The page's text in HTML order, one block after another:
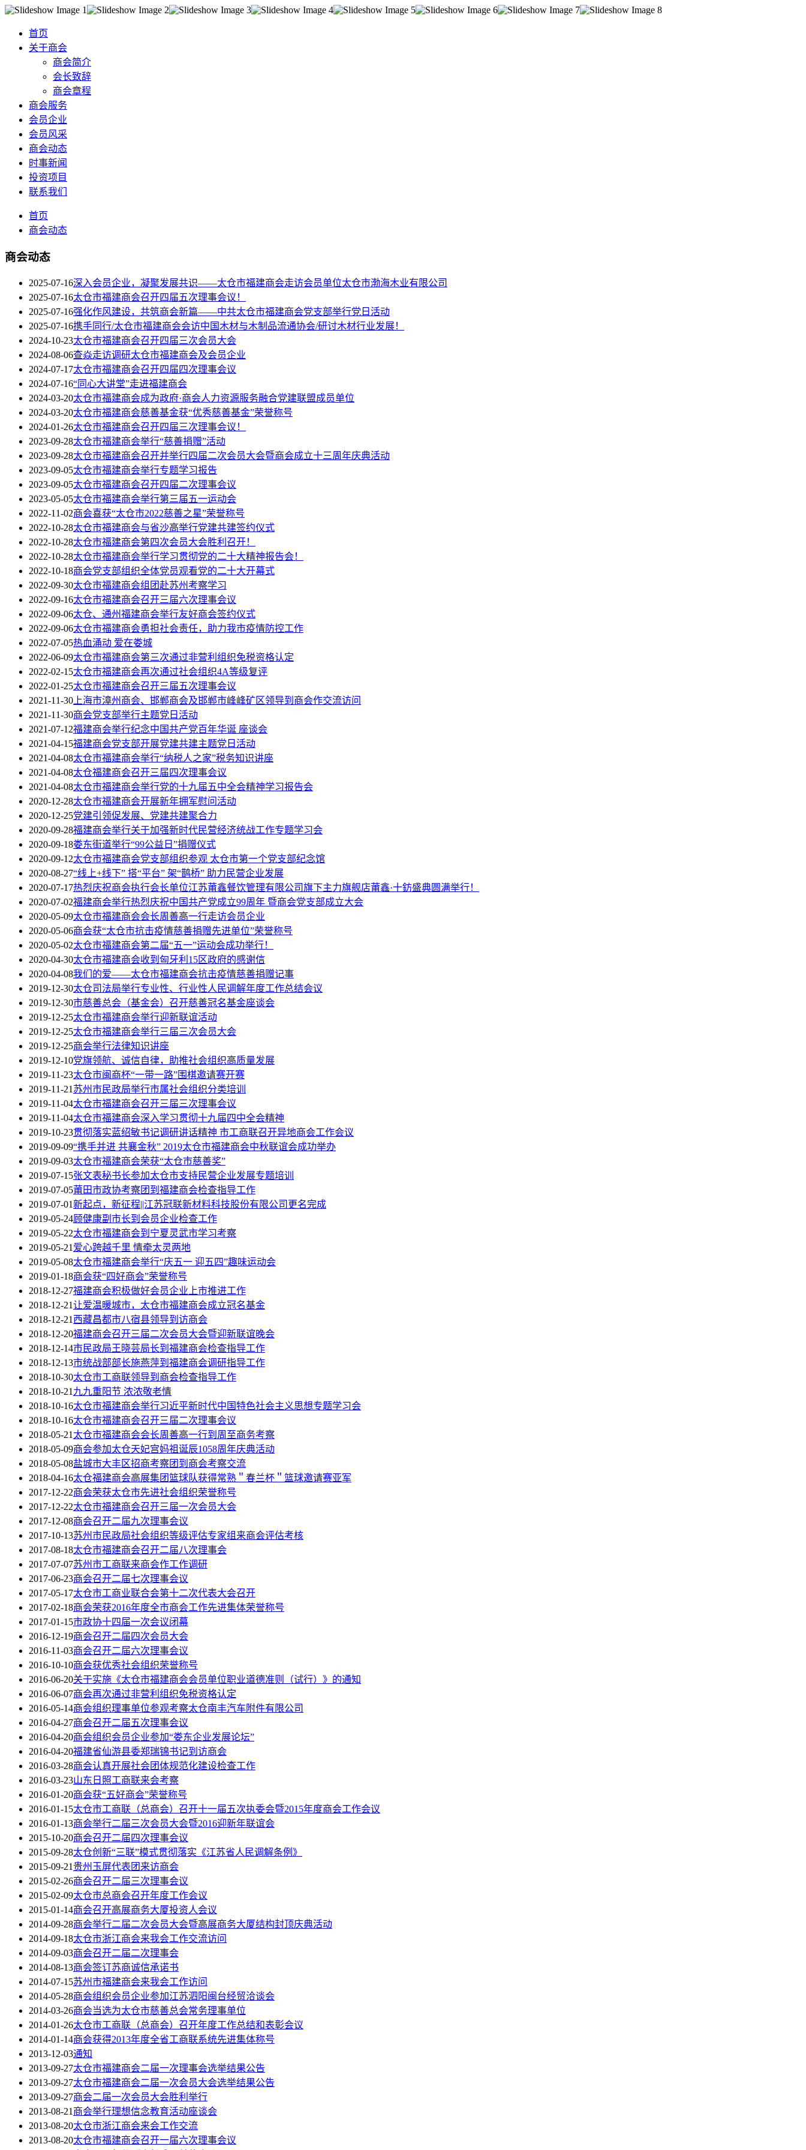
首页
关于商会
商会简介
会长致辞
商会章程
商会服务
会员企业
会员风采
商会动态
时事新闻
投资项目
联系我们
首页
商会动态
商会动态
2025-07-16深入会员企业，凝聚发展共识——太仓市福建商会走访会员单位太仓市渤海木业有限公司
2025-07-16太仓市福建商会召开四届五次理事会议！
2025-07-16强化作风建设，共筑商会新篇——中共太仓市福建商会党支部举行党日活动
2025-07-16携手同行/太仓市福建商会会访中国木材与木制品流通协会/研讨木材行业发展！
2024-10-23太仓市福建商会召开四届三次会员大会
2024-08-06查焱走访调研太仓市福建商会及会员企业
2024-07-17太仓市福建商会召开四届四次理事会议
2024-07-16“同心大讲堂”走进福建商会
2024-03-20太仓市福建商会成为政府·商会人力资源服务融合党建联盟成员单位
2024-03-20太仓市福建商会慈善基金获“优秀慈善基金”荣誉称号
2024-01-26太仓市福建商会召开四届三次理事会议！
2023-09-28太仓市福建商会举行“慈善捐赠”活动
2023-09-28太仓市福建商会召开并举行四届二次会员大会暨商会成立十三周年庆典活动
2023-09-05太仓市福建商会举行专题学习报告
2023-09-05太仓市福建商会召开四届二次理事会议
2023-05-05太仓市福建商会举行第三届五一运动会
2022-11-02商会喜获“太仓市2022慈善之星”荣誉称号
2022-10-28太仓市福建商会与省沙高举行党建共建签约仪式
2022-10-28太仓市福建商会第四次会员大会胜利召开！
2022-10-28太仓市福建商会举行学习贯彻党的二十大精神报告会！
2022-10-18商会党支部组织全体党员观看党的二十大开幕式
2022-09-30太仓市福建商会组团赴苏州考察学习
2022-09-16太仓市福建商会召开三届六次理事会议
2022-09-06太仓、通州福建商会举行友好商会签约仪式
2022-09-06太仓市福建商会勇担社会责任，助力我市疫情防控工作
2022-07-05热血涌动 爱在娄城
2022-06-09太仓市福建商会第三次通过非营利组织免税资格认定
2022-02-15太仓市福建商会再次通过社会组织4A等级复评
2022-01-25太仓市福建商会召开三届五次理事会议
2021-11-30上海市漳州商会、邯郸商会及邯郸市峰峰矿区领导到商会作交流访问
2021-11-30商会党支部举行主题党日活动
2021-07-12福建商会举行纪念中国共产党百年华诞 座谈会
2021-04-15福建商会党支部开展党建共建主题党日活动
2021-04-08太仓市福建商会举行“纳税人之家”税务知识讲座
2021-04-08太仓福建商会召开三届四次理事会议
2021-04-08太仓市福建商会举行党的十九届五中全会精神学习报告会
2020-12-28太仓市福建商会开展新年拥军慰问活动
2020-12-25党建引领促发展、党建共建聚合力
2020-09-28福建商会举行关于加强新时代民营经济统战工作专题学习会
2020-09-18娄东街道举行“99公益日”捐赠仪式
2020-09-12太仓市福建商会党支部组织参观 太仓市第一个党支部纪念馆
2020-08-27“线上+线下” 搭“平台” 架“鹊桥” 助力民营企业发展
2020-07-17热烈庆祝商会执行会长单位江苏莆鑫餐饮管理有限公司旗下主力旗舰店莆鑫·十鈁盛典圆满举行！
2020-07-02福建商会举行热烈庆祝中国共产党成立99周年 暨商会党支部成立大会
2020-05-09太仓市福建商会会长周善高一行走访会员企业
2020-05-06商会获“太仓市抗击疫情慈善捐赠先进单位”荣誉称号
2020-05-02太仓市福建商会第二届“五一”运动会成功举行！
2020-04-30太仓市福建商会收到匈牙利15区政府的感谢信
2020-04-08我们的爱——太仓市福建商会抗击疫情慈善捐赠记事
2019-12-30太仓司法局举行专业性、行业性人民调解年度工作总结会议
2019-12-30市慈善总会（基金会）召开慈善冠名基金座谈会
2019-12-25太仓市福建商会举行迎新联谊活动
2019-12-25太仓市福建商会举行三届三次会员大会
2019-12-25商会举行法律知识讲座
2019-12-10党旗领航、诚信自律，助推社会组织高质量发展
2019-11-23太仓市闽商杯“一带一路”围棋邀请赛开赛
2019-11-21苏州市民政局举行市属社会组织分类培训
2019-11-04太仓市福建商会召开三届三次理事会议
2019-11-04太仓市福建商会深入学习贯彻十九届四中全会精神
2019-10-23贯彻落实蓝绍敏书记调研讲话精神 市工商联召开异地商会工作会议
2019-09-09“携手并进 共襄金秋” 2019太仓市福建商会中秋联谊会成功举办
2019-09-03太仓市福建商会荣获“太仓市慈善奖”
2019-07-15张文表秘书长参加太仓市支持民营企业发展专题培训
2019-07-05莆田市政协考察团到福建商会检查指导工作
2019-07-01新起点，新征程||江苏冠联新材料科技股份有限公司更名完成
2019-05-24顾健康副市长到会员企业检查工作
2019-05-22太仓市福建商会到宁夏灵武市学习考察
2019-05-21爱心跨越千里 情牵太灵两地
2019-05-08太仓市福建商会举行“庆五一 迎五四”趣味运动会
2019-01-18商会获“四好商会”荣誉称号
2018-12-27福建商会积极做好会员企业上市推进工作
2018-12-21让爱温暖城市，太仓市福建商会成立冠名基金
2018-12-21西藏昌都市八宿县领导到访商会
2018-12-20福建商会召开三届二次会员大会暨迎新联谊晚会
2018-12-14市民政局王晓芸局长到福建商会检查指导工作
2018-12-13市统战部部长施燕萍到福建商会调研指导工作
2018-10-30太仓市工商联领导到商会检查指导工作
2018-10-21九九重阳节 浓浓敬老情
2018-10-16太仓市福建商会举行习近平新时代中国特色社会主义思想专题学习会
2018-10-16太仓市福建商会召开三届二次理事会议
2018-05-21太仓市福建商会会长周善高一行到周至商务考察
2018-05-09商会参加太仓天妃宫妈祖诞辰1058周年庆典活动
2018-05-08盐城市大丰区招商考察团到商会考察交流
2018-04-16太仓福建商会高展集团篮球队获得常熟＂春兰杯＂篮球邀请赛亚军
2017-12-22商会荣获太仓市先进社会组织荣誉称号
2017-12-22太仓市福建商会召开三届一次会员大会
2017-12-08商会召开二届九次理事会议
2017-10-13苏州市民政局社会组织等级评估专家组来商会评估考核
2017-08-18太仓市福建商会召开二届八次理事会
2017-07-07苏州市工商联来商会作工作调研
2017-06-23商会召开二届七次理事会议
2017-05-17太仓市工商业联合会第十二次代表大会召开
2017-02-18商会荣获2016年度全市商会工作先进集体荣誉称号
2017-01-15市政协十四届一次会议闭幕
2016-12-19商会召开二届四次会员大会
2016-11-03商会召开二届六次理事会议
2016-10-10商会获优秀社会组织荣誉称号
2016-06-20关于实施《太仓市福建商会会员单位职业道德准则（试行）》的通知
2016-06-07商会再次通过非营利组织免税资格认定
2016-05-14商会组织理事单位参观考察太仓南丰汽车附件有限公司
2016-04-27商会召开二届五次理事会议
2016-04-20商会组织会员企业参加“娄东企业发展论坛”
2016-04-20福建省仙游县委郑瑞锦书记到访商会
2016-03-28商会认真开展社会团体规范化建设检查工作
2016-03-23山东日照工商联来会考察
2016-01-20商会获“五好商会”荣誉称号
2016-01-15太仓市工商联（总商会）召开十一届五次执委会暨2015年度商会工作会议
2016-01-13商会举行二届三次会员大会暨2016迎新年联谊会
2015-10-20商会召开二届四次理事会议
2015-09-28太仓创新“三联”模式贯彻落实《江苏省人民调解条例》
2015-09-21贵州玉屏代表团来访商会
2015-02-26商会召开二届三次理事会议
2015-02-09太仓市总商会召开年度工作会议
2015-01-14商会召开高展商务大厦投资人会议
2014-09-28商会举行二届二次会员大会暨高展商务大厦结构封顶庆典活动
2014-09-18太仓市浙江商会来我会工作交流访问
2014-09-03商会召开二届二次理事会
2014-08-13商会签订苏商诚信承诺书
2014-07-15苏州市福建商会来我会工作访问
2014-05-28商会组织会员企业参加江苏泗阳闽台经贸洽谈会
2014-03-26商会当选为太仓市慈善总会常务理事单位
2014-01-26太仓市工商联（总商会）召开年度工作总结和表彰会议
2014-01-14商会获得2013年度全省工商联系统先进集体称号
2013-12-03通知
2013-09-27太仓市福建商会二届一次理事会选举结果公告
2013-09-27太仓市福建商会二届一次会员大会选举结果公告
2013-09-27商会二届一次会员大会胜利举行
2013-08-21商会举行理想信念教育活动座谈会
2013-08-20太仓市浙江商会来会工作交流
2013-08-20太仓市福建商会召开一届六次理事会议